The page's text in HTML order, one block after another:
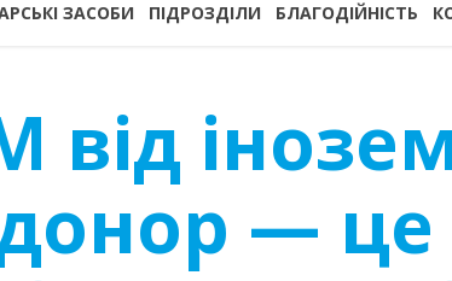
ЗАСОБИ ПІДРОЗДІЛИ БЛАГОДІЙНІСТЬ
від
— це